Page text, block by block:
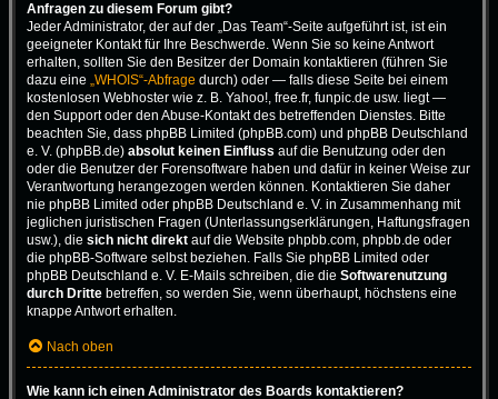
Anfragen zu diesem Forum gibt?
Jeder Administrator, der auf der „Das Team“-Seite aufgeführt ist, ist ein
geeigneter Kontakt für Ihre Beschwerde. Wenn Sie so keine Antwort
erhalten, sollten Sie den Besitzer der Domain kontaktieren (führen Sie
dazu eine „WHOIS“-Abfrage durch) oder — falls diese Seite bei einem
kostenlosen Webhoster wie z. B. Yahoo!, free.fr, funpic.de usw. liegt —
den Support oder den Abuse-Kontakt des betreffenden Dienstes. Bitte
beachten Sie, dass phpBB Limited (phpBB.com) und phpBB Deutschland
e. V. (phpBB.de) absolut keinen Einfluss auf die Benutzung oder den
oder die Benutzer der Forensoftware haben und dafür in keiner Weise zur
Verantwortung herangezogen werden können. Kontaktieren Sie daher
nie phpBB Limited oder phpBB Deutschland e. V. in Zusammenhang mit
jeglichen juristischen Fragen (Unterlassungserklärungen, Haftungsfragen
usw.), die sich nicht direkt auf die Website phpbb.com, phpbb.de oder
die phpBB-Software selbst beziehen. Falls Sie phpBB Limited oder
phpBB Deutschland e. V. E-Mails schreiben, die die Softwarenutzung
durch Dritte betreffen, so werden Sie, wenn überhaupt, höchstens eine
knappe Antwort erhalten.
Nach oben
Wie kann ich einen Administrator des Boards kontaktieren?